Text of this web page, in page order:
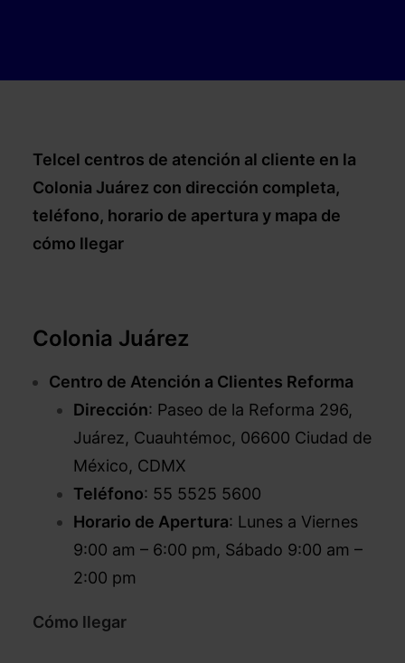
Telcel centros de atención al cliente en la
Colonia Juárez con dirección completa,
teléfono, horario de apertura y mapa de
cómo llegar
Colonia Juárez
Centro de Atención a Clientes Reforma
Dirección: Paseo de la Reforma 296,
Juárez, Cuauhtémoc, 06600 Ciudad de
México, CDMX
Teléfono: 55 5525 5600
Horario de Apertura: Lunes a Viernes
9:00 am – 6:00 pm, Sábado 9:00 am –
2:00 pm
Cómo llegar